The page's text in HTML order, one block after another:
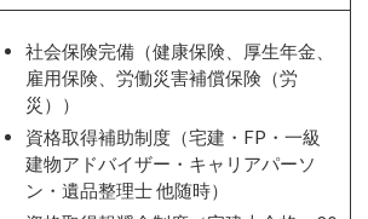
社会保険完備（健康保険、厚生年金、
雇用保険、労働災害補償保険（労
災））
資格取得補助制度（宅建・FP・一級
建物アドバイザー・キャリアパーソ
ン・遺品整理士 他随時）